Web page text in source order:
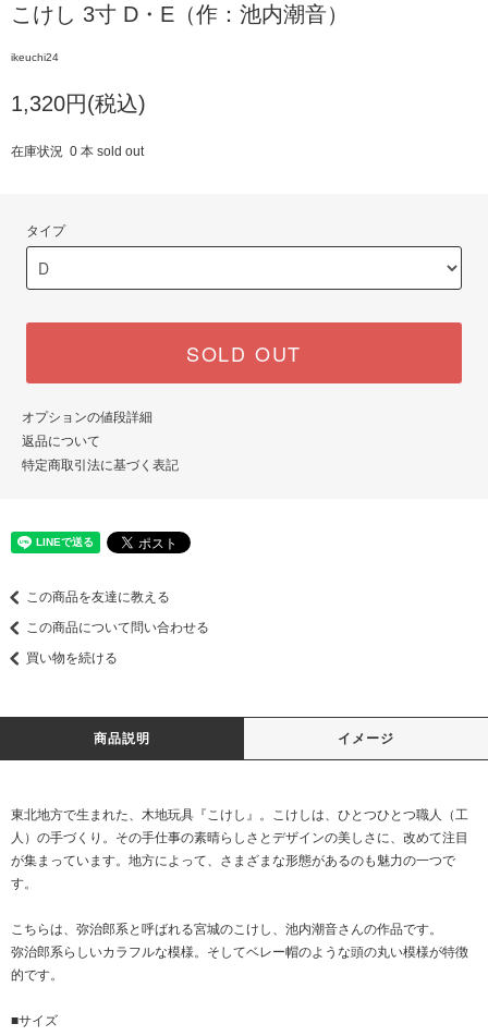
こけし 3寸 D・E（作：池内潮音）
ikeuchi24
1,320円(税込)
在庫状況 0 本 sold out
タイプ
SOLD OUT
オプションの値段詳細
返品について
特定商取引法に基づく表記
この商品を友達に教える
この商品について問い合わせる
買い物を続ける
商品説明 イメージ
東北地方で生まれた、木地玩具『こけし』。こけしは、ひとつひとつ職人（工
人）の手づくり。その手仕事の素晴らしさとデザインの美しさに、改めて注目
が集まっています。地方によって、さまざまな形態があるのも魅力の一つで
す。
こちらは、弥治郎系と呼ばれる宮城のこけし、池内潮音さんの作品です。
弥治郎系らしいカラフルな模様。そしてベレー帽のような頭の丸い模様が特徴
的です。
■サイズ